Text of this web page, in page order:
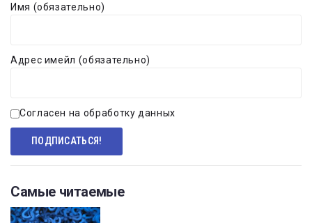
Имя (обязательно)
Адрес имейл (обязательно)
Согласен на обработку данных
Самые читаемые